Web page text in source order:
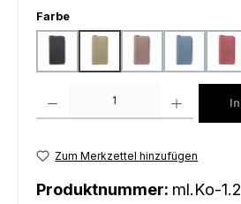
Farbeauswählen
black light mustard
peach sky blue
Zum Merkzettel hinzufügen
Produktnummer: ml.Ko-1.2